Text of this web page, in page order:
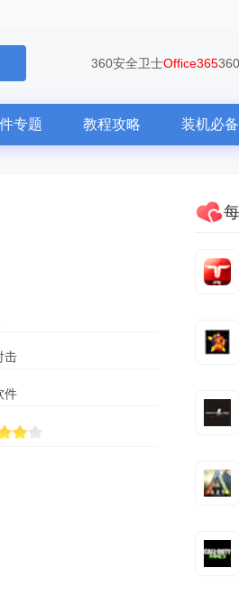
360安全卫士Office365
专题 教程攻略 装机必备
击
件